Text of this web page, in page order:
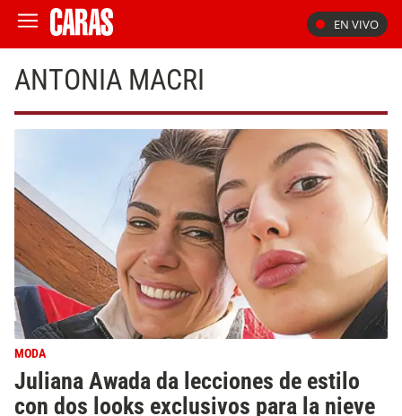
EN VIVO
ANTONIA MACRI
MODA
Juliana Awada da lecciones de estilo
con dos looks exclusivos para la nieve